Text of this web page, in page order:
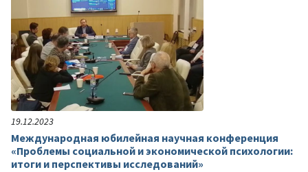
19.12.2023
Международная юбилейная научная конференция
«Проблемы социальной и экономической психологии:
итоги и перспективы исследований»